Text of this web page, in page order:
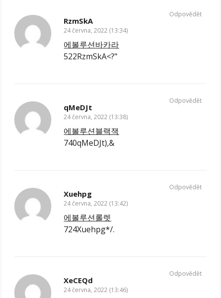
RzmSkA
24 června, 2022 (13:34)
에볼루션바카라
522RzmSkA<?"
Odpovědět
qMeDJt
24 června, 2022 (13:38)
에볼루션블랙잭
740qMeDJt),&
Odpovědět
Xuehpg
24 června, 2022 (13:42)
에볼루션롤렛
724Xuehpg*/.
Odpovědět
XeCEQd
24 června, 2022 (13:46)
Odpovědět